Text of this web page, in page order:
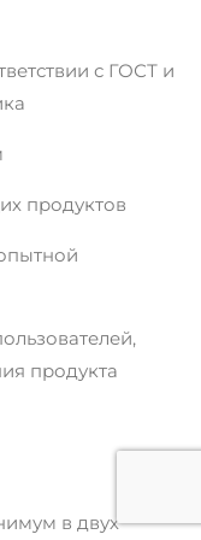
с ГОСТ и
продуктов
продукта
в двух